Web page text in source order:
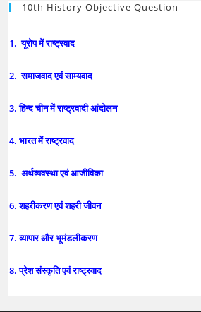
10th History Objective Question
1. यूरोप में राष्ट्रवाद
2. समाजवाद एवं साम्यवाद
3. हिन्द चीन में राष्ट्रवादी आंदोलन
4. भारत में राष्ट्रवाद
5. अर्थव्यवस्था एवं आजीविका
6. शहरीकरण एवं शहरी जीवन
7. व्यापार और भूमंडलीकरण
8. प्रेश संस्कृति एवं राष्ट्रवाद